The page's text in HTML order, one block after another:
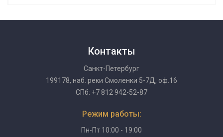
Контакты
Санкт-Петербург
199178, наб. реки Смоленки 5-7Д, оф.16
СПб: +7 812 942-52-87
Режим работы:
Пн-Пт 10:00 - 19:00